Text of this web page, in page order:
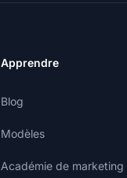
Apprendre
Blog
Modèles
Académie de